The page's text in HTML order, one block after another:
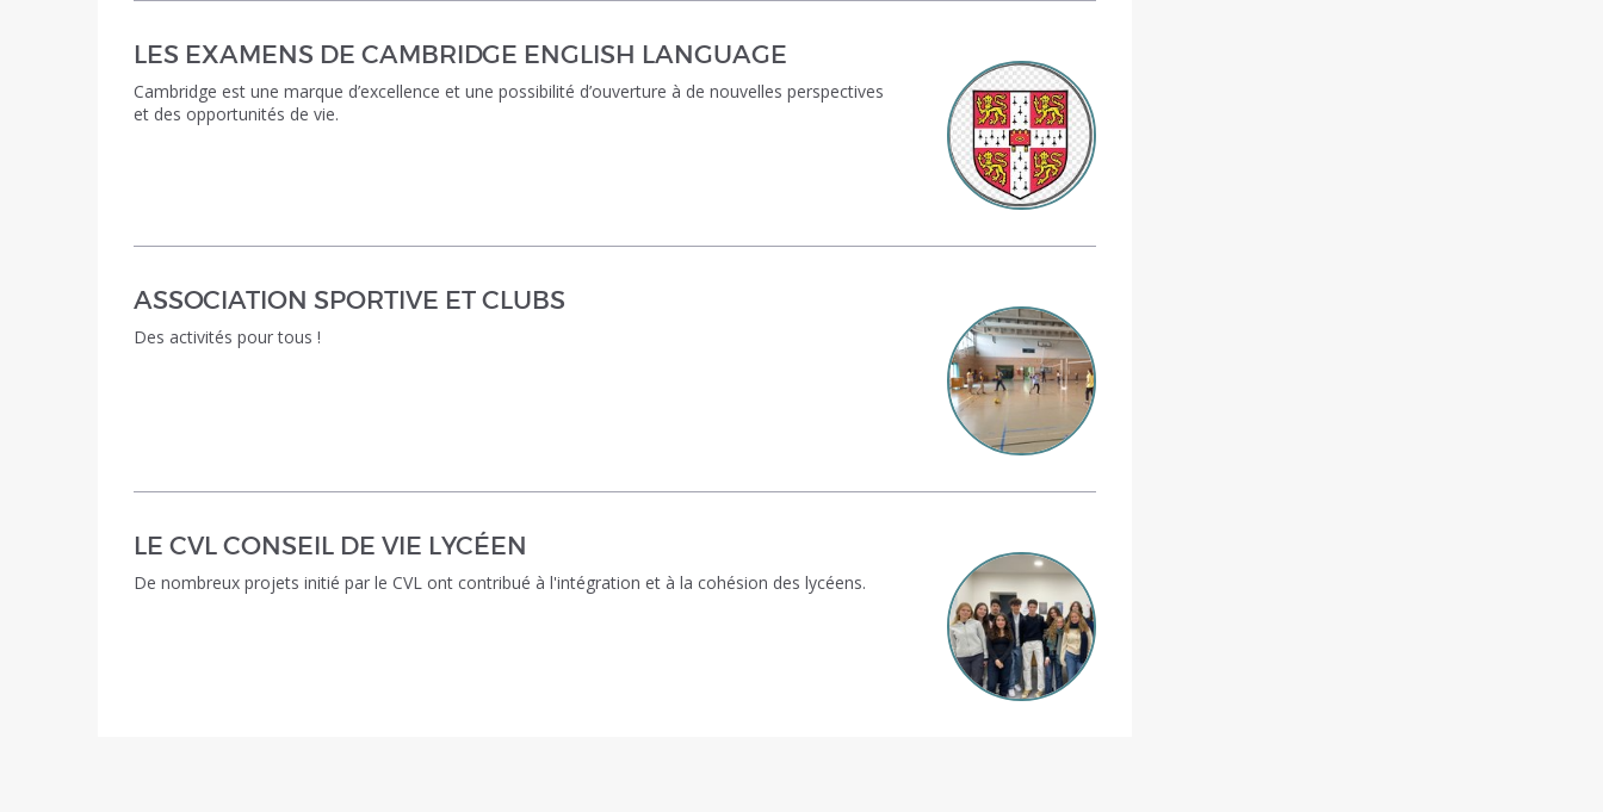
LES EXAMENS DE CAMBRIDGE ENGLISH LANGUAGE
Cambridge est une marque d’excellence et une possibilité d’ouverture à de nouvelles perspectives
et des opportunités de vie.
ASSOCIATION SPORTIVE ET CLUBS
Des activités pour tous !
LE CVL CONSEIL DE VIE LYCÉEN
De nombreux projets initié par le CVL ont contribué à l'intégration et à la cohésion des lycéens.